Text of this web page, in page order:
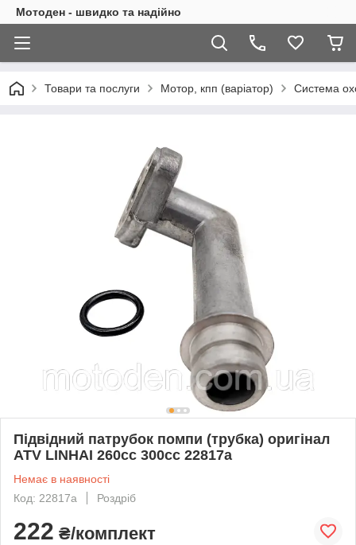
Мотоден - швидко та надійно
Товари та послуги Мотор, кпп (варіатор) Система
Підвідний патрубок помпи (трубка) оригінал
ATV LINHAI 260cc 300cc 22817a
Немає в наявності
Код: 22817a
Роздріб
222 ₴/комплект